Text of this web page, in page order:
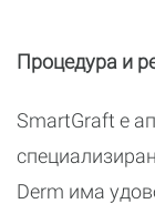
Процедура и
SmartGraft e
Derm има